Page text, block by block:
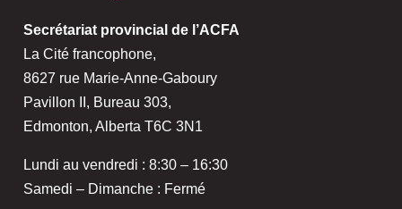
Secrétariat provincial de l’ACFA
La Cité francophone,
8627 rue Marie-Anne-Gaboury
Pavillon II, Bureau 303,
Edmonton, Alberta T6C 3N1
Lundi au vendredi : 8:30 – 16:30
Samedi – Dimanche : Fermé